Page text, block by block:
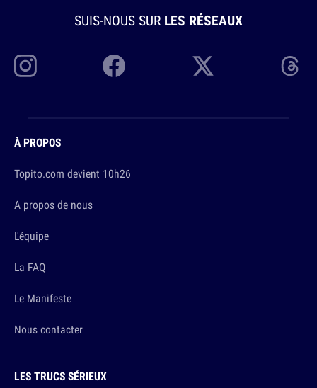
SUIS-NOUS SUR LES RÉSEAUX
À PROPOS
Topito.com devient 10h26
A propos de nous
L'équipe
La FAQ
Le Manifeste
Nous contacter
LES TRUCS SÉRIEUX